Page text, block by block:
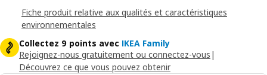
Fiche produit relative aux qualités et caractéristiques
environnementales
Collectez 9 points avec IKEA Family
Rejoignez-nous gratuitement ou connectez-vous |
Découvrez ce que vous pouvez obtenir